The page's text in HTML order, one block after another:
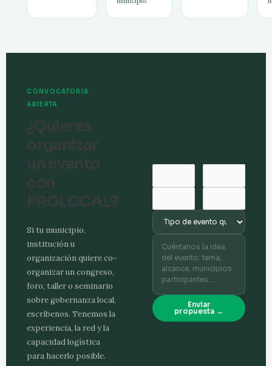
CONVOCATORIA
ABIERTA
¿Quieres
organizar
un evento
con
PROLOCAL?
Si tu municipio,
institución u
organización quiere co-
organizar un congreso,
foro, taller o seminario
sobre gobernanza local,
escríbenos. Tenemos la
experiencia, la red y la
capacidad logística
para hacerlo posible.
Enviar
propuesta →